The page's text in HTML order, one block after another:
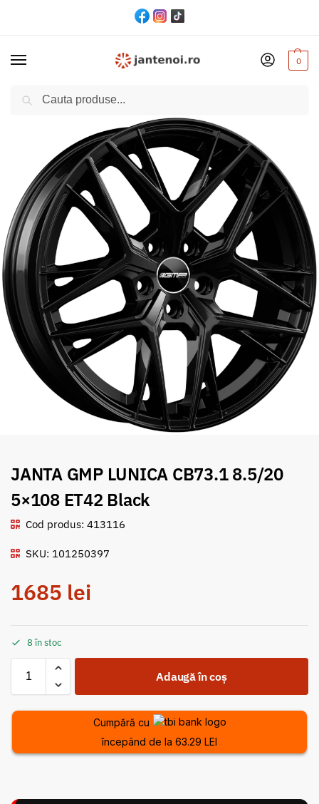
0
Acasă Jante / JANTA GMP LUNICA CB73.1 8.5/20 5×108 ET42 Black
JANTA GMP LUNICA CB73.1 8.5/20
5×108 ET42 Black
Cod produs: 413116
SKU: 101250397
1685 lei
8 în stoc
Adaugă în coș
Cumpără cu
începând de la 63.29 LEI